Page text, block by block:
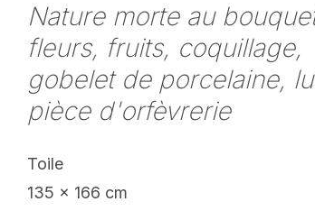
Nature morte au
fleurs, fruits, coquillage,
gobelet de porcelaine,
pièce d'orfèvrerie
Toile
135 x 166 cm